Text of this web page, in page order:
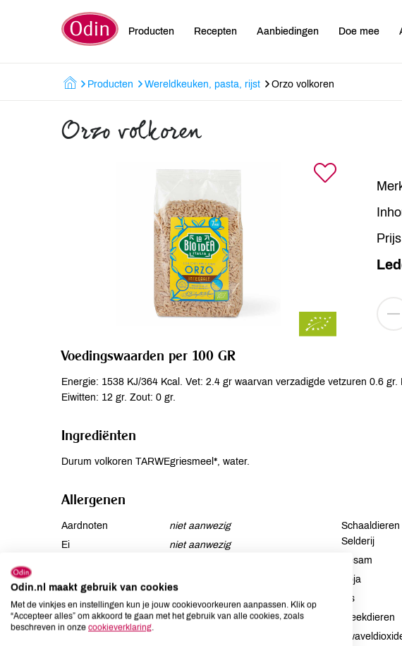
Producten Recepten Aanbiedingen Doe mee
Producten Wereldkeuken, pasta, rijst Orzo volkoren
Orzo volkoren
Prijs
Voedingswaarden per 100 GR
Energie: 1538 KJ/364 Kcal. Vet: 2.4 gr waarvan verzadigde vetzuren 0.6
Eiwitten: 12 gr. Zout: 0 gr.
Ingrediënten
Durum volkoren TARWEgriesmeel*, water.
Allergenen
Aardnoten
niet aanwezig
Ei
niet aanwezig
Lactose
niet aanwezig
Lupine
niet aanwezig
Mosterd
niet aanwezig
Schaaldieren
Selderij
Sesam
Soja
Vis
Weekdieren
Odin.nl maakt gebruik van cookies
Met de vinkjes en instellingen kun je jouw cookievoorkeuren aanpassen. Klik op
“Accepteer alles” om akkoord te gaan met het gebruik van alle cookies, zoals
beschreven in onze cookieverklaring.